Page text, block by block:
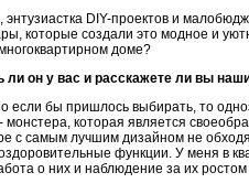
DIY-проектов и
которые создали это модное и
доме?
он у вас и расскажете ли вы
если бы пришлось выбирать, то
которая является
с самым лучшим дизайном не
функции. У меня в
о них и наблюдение за их